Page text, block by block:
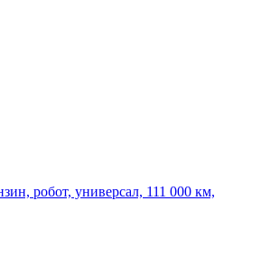
робот, универсал, 111 000 км,